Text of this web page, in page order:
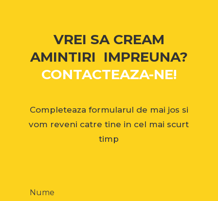
VREI SA CREAM
AMINTIRI IMPREUNA?
CONTACTEAZA-NE!
Completeaza formularul de mai jos si
vom reveni catre tine in cel mai scurt
timp